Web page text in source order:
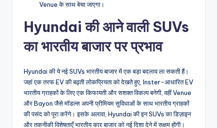
Venue के साथ बेचा जाएगा।
Hyundai की आने वाली SUVs
का भारतीय बाजार पर प्रभाव
Hyundai की ये नई SUVs भारतीय बाजार में एक बड़ा बदलाव ला सकती हैं।
जहां एक तरफ EV की बढ़ती लोकप्रियता को देखते हुए, Inster-आधारित EV
भारतीय ग्राहकों के लिए एक किफायती और सशक्त विकल्प बनेगी, वहीं Venue
और Bayon जैसे मॉडल्स अपनी प्रीमियम सुविधाओं के साथ भारतीय ग्राहकों
की पसंद को पूरा करेंगे। इसके अलावा, Hyundai की इन SUVs का डिज़ाइन
और तकनीकी विशेषताएँ भारतीय कार बाजार को नई दिशा देने में सक्षम होंगी।